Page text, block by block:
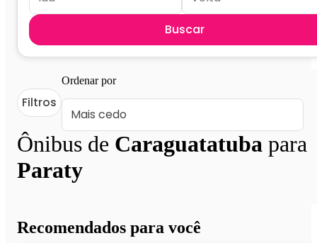
Buscar
Ônibus de Caraguatatuba para
Paraty
Filtros
Ordenar por
Recomendados para você